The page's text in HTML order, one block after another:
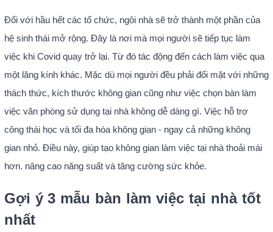
Đối với hầu hết các tổ chức, ngôi nhà sẽ trở thành một phần của
hệ sinh thái mở rộng. Đây là nơi mà mọi người sẽ tiếp tục làm
việc khi Covid quay trở lại. Từ đó tác động đến cách làm việc qua
một lăng kính khác. Mặc dù mọi người đều phải đối mặt với những
thách thức, kích thước không gian cũng như việc chọn bàn làm
việc văn phòng sử dụng tại nhà không dễ dàng gì. Việc hỗ trợ
công thái học và tối đa hóa không gian - ngay cả những không
gian nhỏ. Điều này, giúp tạo không gian làm việc tại nhà thoải mái
hơn. nâng cao năng suất và tăng cường sức khỏe.
Gợi ý 3 mẫu bàn làm việc tại nhà tốt
nhất